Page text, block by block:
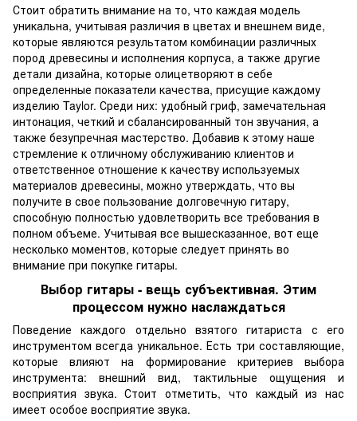
Стоит обратить внимание на то, что каждая модель
уникальна, учитывая различия в цветах и ​​внешнем виде,
которые являются результатом комбинации различных
пород древесины и исполнения корпуса, а также другие
детали дизайна, которые олицетворяют в себе
определенные показатели качества, присущие каждому
изделию Taylor. Среди них: удобный гриф, замечательная
интонация, четкий и сбалансированный тон звучания, а
также безупречная мастерство. Добавив к этому наше
стремление к отличному обслуживанию клиентов и
ответственное отношение к качеству используемых
материалов древесины, можно утверждать, что вы
получите в свое пользование долговечную гитару,
способную полностью удовлетворить все требования в
полном объеме. Учитывая все вышесказанное, вот еще
несколько моментов, которые следует принять во
внимание при покупке гитары.
Выбор гитары - вещь субъективная. Этим
процессом нужно наслаждаться
Поведение каждого отдельно взятого гитариста с его
инструментом всегда уникальное. Есть три составляющие,
которые влияют на формирование критериев выбора
инструмента: внешний вид, тактильные ощущения и
восприятия звука. Стоит отметить, что каждый из нас
имеет особое восприятие звука.